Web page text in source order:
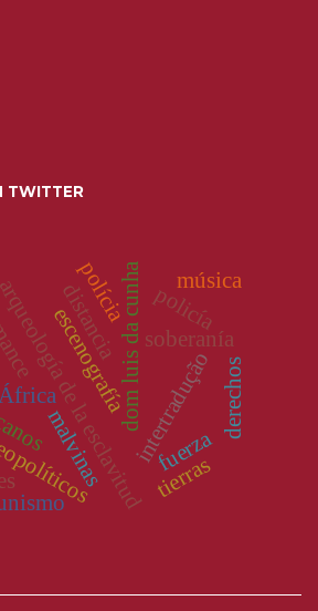
TWITTER
de la esclavitud
dom luis da cunha soberanía
malvinas intertradução
fuerza
escenografía
distancia
derechos
policía
música
polícia
tierras